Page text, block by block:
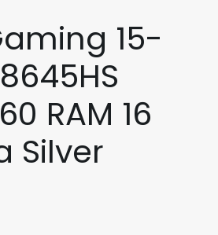
15-
RAM 16
Silver